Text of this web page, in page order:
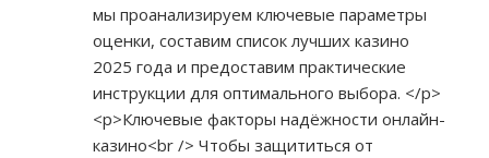
мы проанализируем ключевые параметры
оценки, составим список лучших казино
2025 года и предоставим практические
инструкции для оптимального выбора. </p>
<p>Ключевые факторы надёжности онлайн-
казино<br /> Чтобы защититься от